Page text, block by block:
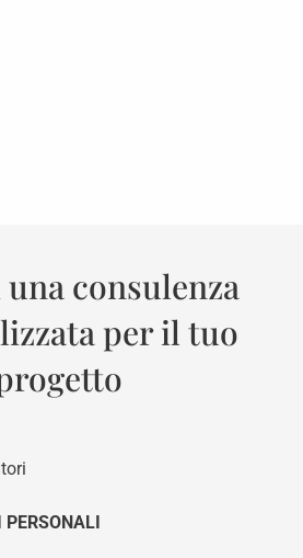
consulenza
per il tuo
PERSONALI